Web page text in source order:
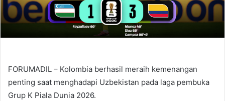
FORUMADIL – Kolombia berhasil meraih kemenangan
penting saat menghadapi Uzbekistan pada laga pembuka
Grup K Piala Dunia 2026.